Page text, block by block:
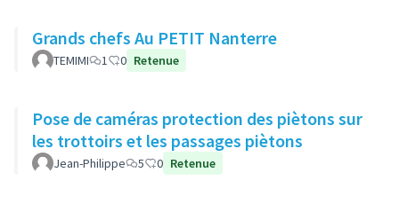
Grands chefs Au PETIT Nanterre
TEMIMI 1 0 Retenue
Pose de caméras protection des piètons sur
les trottoirs et les passages piètons
Jean-Philippe 5 0 Retenue